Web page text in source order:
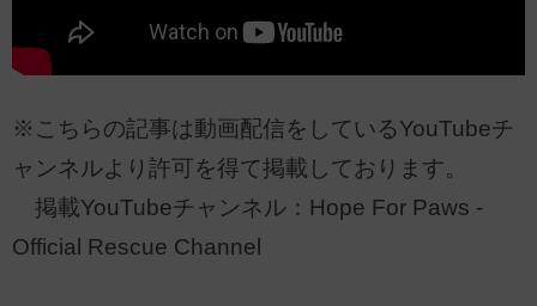
※こちらの記事は動画配信をしているYouTubeチ
ャンネルより許可を得て掲載しております。
掲載YouTubeチャンネル：Hope For Paws -
Official Rescue Channel